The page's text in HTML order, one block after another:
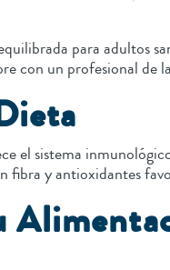
para adultos
con un profesional
sistema
fibra y antioxidantes